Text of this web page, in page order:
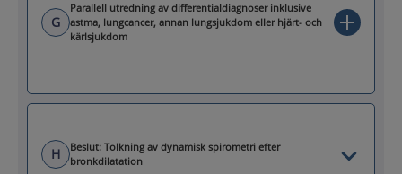
G
Parallell utredning av differentialdiagnoser inklusive
astma, lungcancer, annan lungsjukdom eller hjärt- och
kärlsjukdom
H
Beslut: Tolkning av dynamisk spirometri efter
bronkdilatation